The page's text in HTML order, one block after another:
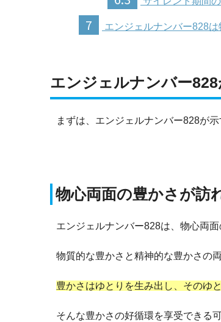
7 エンジェルナンバー828
エンジェルナンバー
まずは、エンジェルナンバー828が
物心両面の豊かさが訪
エンジェルナンバー828は、物心両
物質的な豊かさと精神的な豊かさの
豊かさはゆとりを生み出し、そのゆ
そんな豊かさの好循環を享受できる